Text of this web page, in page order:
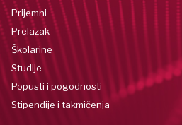
Prijemni
Prelazak
Školarine
Studije
Popusti i pogodnosti
Stipendije i takmičenja